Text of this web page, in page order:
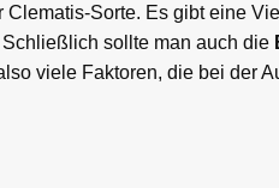
Sorte. Es gibt eine
sollte man auch die
viele Faktoren, die bei der